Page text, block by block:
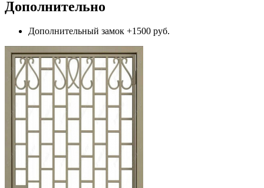
Дополнительно
Дополнительный замок +1500 руб.